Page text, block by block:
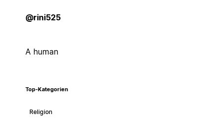
@rini525
A human
Top-Kategorien
Religion